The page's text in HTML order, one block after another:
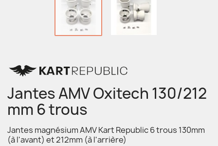
Jantes AMV Oxitech 130/212
mm 6 trous
Jantes magnésium AMV Kart Republic 6 trous 130mm
(à l'avant) et 212mm (à l'arrière)